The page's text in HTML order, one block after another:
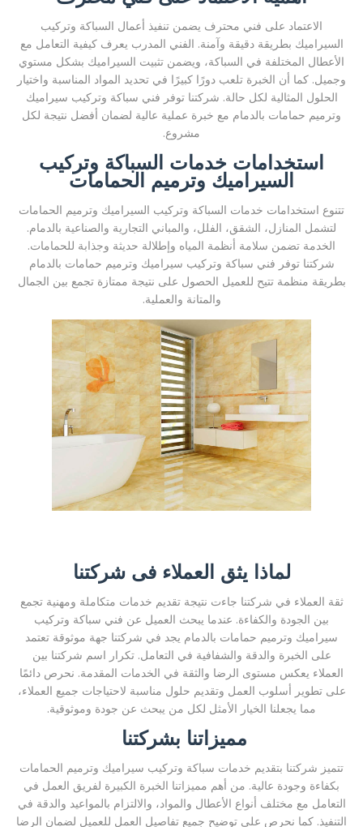
الاعتماد على فني محترف يضمن تنفيذ أعمال السباكة وتركيب
السيراميك بطريقة دقيقة وآمنة. الفني المدرب يعرف كيفية التعامل مع
الأعطال المختلفة في السباكة، ويضمن تثبيت السيراميك بشكل مستوي
وجميل. كما أن الخبرة تلعب دورًا كبيرًا في تحديد المواد المناسبة واختيار
الحلول المثالية لكل حالة. شركتنا توفر فني سباكة وتركيب سيراميك
وترميم حمامات بالدمام مع خبرة عملية عالية لضمان أفضل نتيجة لكل
مشروع.
استخدامات خدمات السباكة وتركيب
السيراميك وترميم الحمامات
تتنوع استخدامات خدمات السباكة وتركيب السيراميك وترميم الحمامات
لتشمل المنازل، الشقق، الفلل، والمباني التجارية والصناعية بالدمام.
الخدمة تضمن سلامة أنظمة المياه وإطلالة حديثة وجذابة للحمامات.
شركتنا توفر فني سباكة وتركيب سيراميك وترميم حمامات بالدمام
بطريقة منظمة تتيح للعميل الحصول على نتيجة ممتازة تجمع بين الجمال
والمتانة والعملية.
لماذا يثق العملاء فى شركتنا
ثقة العملاء في شركتنا جاءت نتيجة تقديم خدمات متكاملة ومهنية تجمع
بين الجودة والكفاءة. عندما يبحث العميل عن فني سباكة وتركيب
سيراميك وترميم حمامات بالدمام يجد في شركتنا جهة موثوقة تعتمد
على الخبرة والدقة والشفافية في التعامل. تكرار اسم شركتنا بين
العملاء يعكس مستوى الرضا والثقة في الخدمات المقدمة. نحرص دائمًا
على تطوير أسلوب العمل وتقديم حلول مناسبة لاحتياجات جميع العملاء،
مما يجعلنا الخيار الأمثل لكل من يبحث عن جودة وموثوقية.
مميزاتنا بشركتنا
تتميز شركتنا بتقديم خدمات سباكة وتركيب سيراميك وترميم الحمامات
بكفاءة وجودة عالية. من أهم مميزاتنا الخبرة الكبيرة لفريق العمل في
التعامل مع مختلف أنواع الأعطال والمواد، والالتزام بالمواعيد والدقة في
التنفيذ. كما نحرص على توضيح جميع تفاصيل العمل للعميل لضمان الرضا